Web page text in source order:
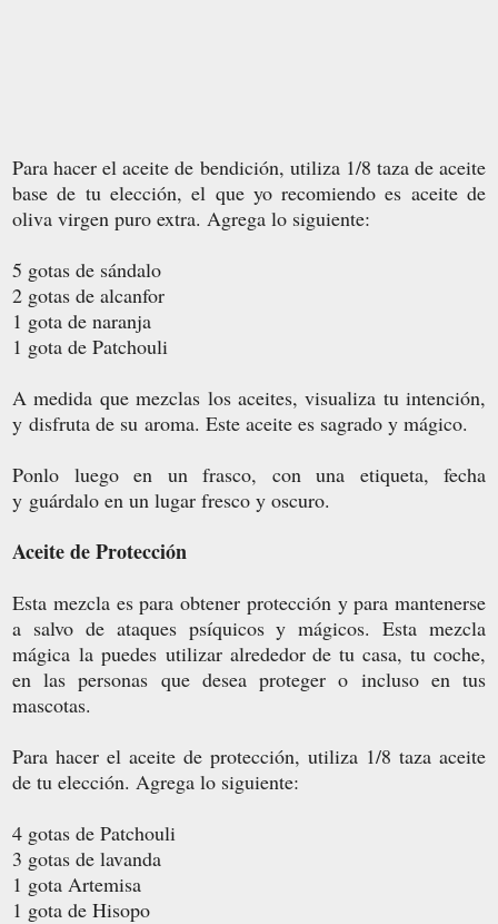
Para hacer el aceite de bendición, utiliza 1/8 taza de aceite
base de tu elección, el que yo recomiendo es aceite de
oliva virgen puro extra. Agrega lo siguiente:
5 gotas de sándalo
2 gotas de alcanfor
1 gota de naranja
1 gota de Patchouli
A medida que mezclas los aceites, visualiza tu intención,
y disfruta de su aroma. Este aceite es sagrado y mágico.
Ponlo luego en un frasco, con una etiqueta, fecha
y guárdalo en un lugar fresco y oscuro.
Aceite de Protección
Esta mezcla es para obtener protección y para mantenerse
a salvo de ataques psíquicos y mágicos. Esta mezcla
mágica la puedes utilizar alrededor de tu casa, tu coche,
en las personas que desea proteger o incluso en tus
mascotas.
Para hacer el aceite de protección, utiliza 1/8 taza aceite
de tu elección. Agrega lo siguiente:
4 gotas de Patchouli
3 gotas de lavanda
1 gota Artemisa
1 gota de Hisopo